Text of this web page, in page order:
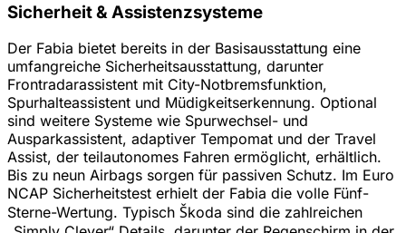
Sicherheit & Assistenzsysteme
Der Fabia bietet bereits in der Basisausstattung eine
umfangreiche Sicherheitsausstattung, darunter
Frontradarassistent mit City-Notbremsfunktion,
Spurhalteassistent und Müdigkeitserkennung. Optional
sind weitere Systeme wie Spurwechsel- und
Ausparkassistent, adaptiver Tempomat und der Travel
Assist, der teilautonomes Fahren ermöglicht, erhältlich.
Bis zu neun Airbags sorgen für passiven Schutz. Im Euro
NCAP Sicherheitstest erhielt der Fabia die volle Fünf-
Sterne-Wertung. Typisch Škoda sind die zahlreichen